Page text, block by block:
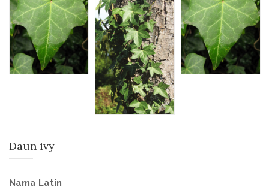
Daun ivy
Nama Latin